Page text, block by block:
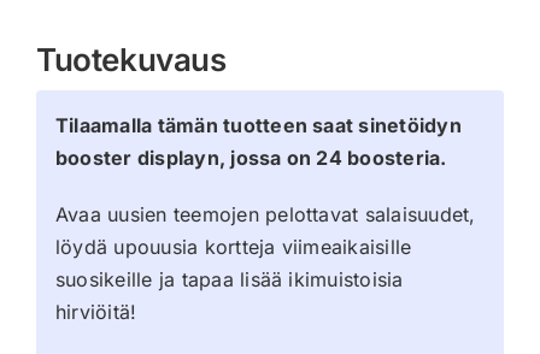
Tuotekuvaus
Tilaamalla tämän tuotteen saat sinetöidyn
booster displayn, jossa on 24 boosteria.
Avaa uusien teemojen pelottavat salaisuudet,
löydä upouusia kortteja viimeaikaisille
suosikeille ja tapaa lisää ikimuistoisia
hirviöitä!